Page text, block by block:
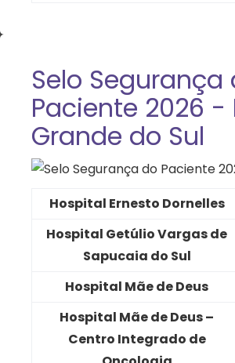
Selo Segurança
Paciente 2026 -
Grande do Sul
Hospital Ernesto Dornelles
Hospital Getúlio Vargas de
Sapucaia do Sul
Hospital Mãe de Deus
Hospital Mãe de Deus –
Centro Integrado de